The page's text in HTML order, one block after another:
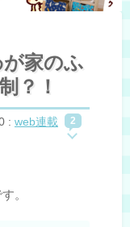
家のふ
？！
: web連載 2
。